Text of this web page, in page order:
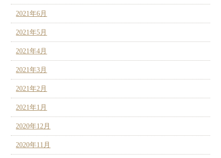
2021年6月
2021年5月
2021年4月
2021年3月
2021年2月
2021年1月
2020年12月
2020年11月